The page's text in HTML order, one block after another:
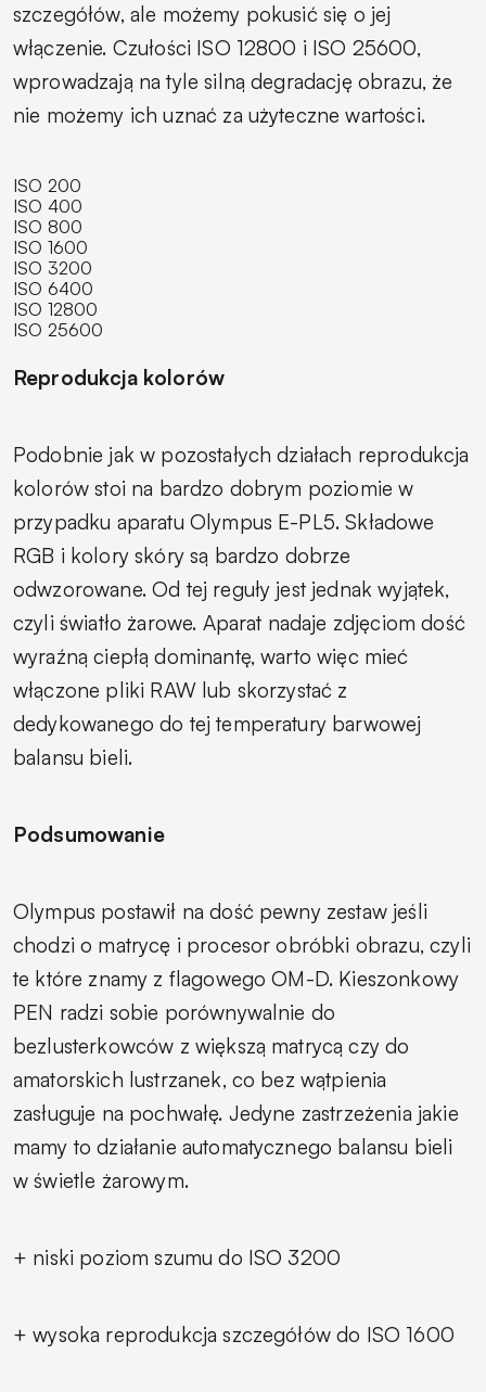
szczegółów, ale możemy pokusić się o jej
włączenie. Czułości ISO 12800 i ISO 25600,
wprowadzają na tyle silną degradację obrazu, że
nie możemy ich uznać za użyteczne wartości.
ISO 200
ISO 400
ISO 800
ISO 1600
ISO 3200
ISO 6400
ISO 12800
ISO 25600
Reprodukcja kolorów
Podobnie jak w pozostałych działach reprodukcja
kolorów stoi na bardzo dobrym poziomie w
przypadku aparatu Olympus E-PL5. Składowe
RGB i kolory skóry są bardzo dobrze
odwzorowane. Od tej reguły jest jednak wyjątek,
czyli światło żarowe. Aparat nadaje zdjęciom dość
wyraźną ciepłą dominantę, warto więc mieć
włączone pliki RAW lub skorzystać z
dedykowanego do tej temperatury barwowej
balansu bieli.
Podsumowanie
Olympus postawił na dość pewny zestaw jeśli
chodzi o matrycę i procesor obróbki obrazu, czyli
te które znamy z flagowego OM-D. Kieszonkowy
PEN radzi sobie porównywalnie do
bezlusterkowców z większą matrycą czy do
amatorskich lustrzanek, co bez wątpienia
zasługuje na pochwałę. Jedyne zastrzeżenia jakie
mamy to działanie automatycznego balansu bieli
w świetle żarowym.
+ niski poziom szumu do ISO 3200
+ wysoka reprodukcja szczegółów do ISO 1600